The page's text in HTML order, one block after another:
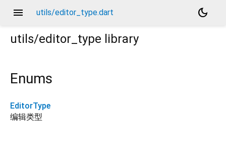
menu utils/editor_type.dart
dark_mode
utils/editor_type library
Enums
EditorType
编辑类型